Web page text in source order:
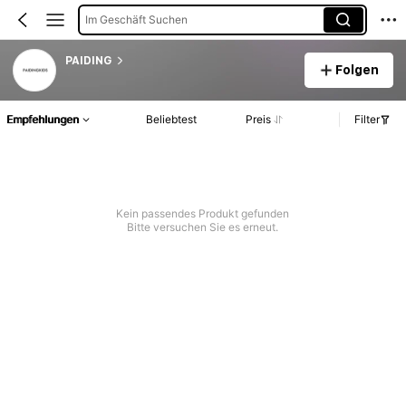
Im Geschäft Suchen
PAIDING
Folgen
Empfehlungen Beliebtest Preis Filter
Kein passendes Produkt gefunden
Bitte versuchen Sie es erneut.